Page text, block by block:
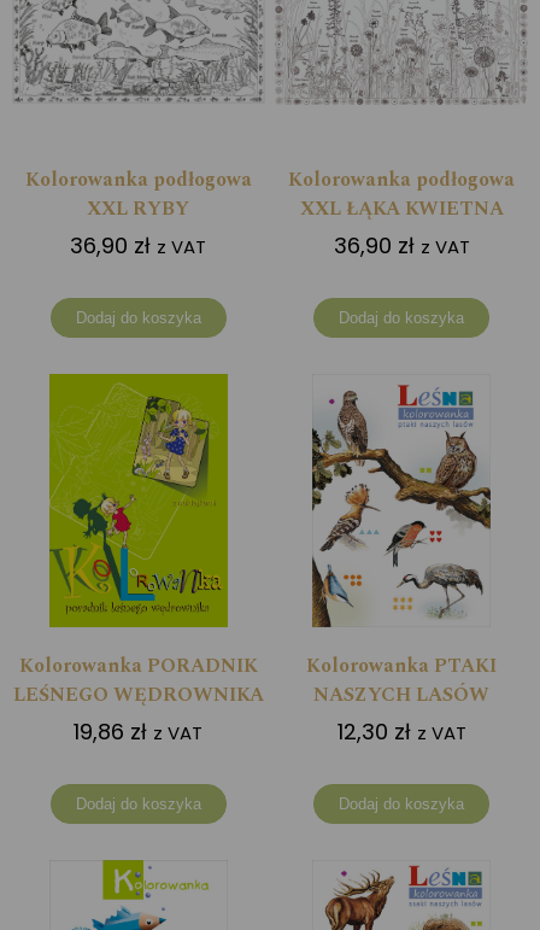
Kolorowanka podłogowa
XXL RYBY
36,90 zł z VAT
Dodaj do koszyka
Kolorowanka podłogowa
XXL ŁĄKA KWIETNA
36,90 zł z VAT
Dodaj do koszyka
Kolorowanka PORADNIK
LEŚNEGO WĘDROWNIKA
19,86 zł z VAT
Dodaj do koszyka
Kolorowanka PTAKI
NASZYCH LASÓW
12,30 zł z VAT
Dodaj do koszyka